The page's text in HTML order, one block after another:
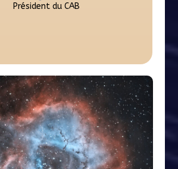
Président du CAB